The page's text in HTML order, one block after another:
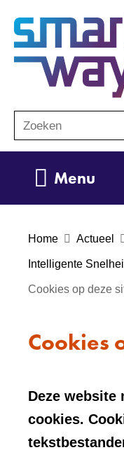
o
e
Zoeken
Menu
Home Actueel
Intelligente
Cookies op deze
Cookies
Deze website
cookies.